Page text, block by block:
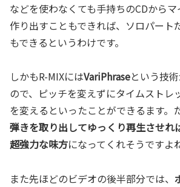
などを使わなくても手持ちのCDから
作り出すこともできれば、ソロパート
もできるというわけです。
しかもR-MIXにはVariPhraseという技
ので、ピッチを変えずにタイムストレ
を変えるといったことができるます。
弾きを取り出してゆっくり再生させれ
超強力な味方になってくれそうですよ
また先ほどのビデオの後半部分では、